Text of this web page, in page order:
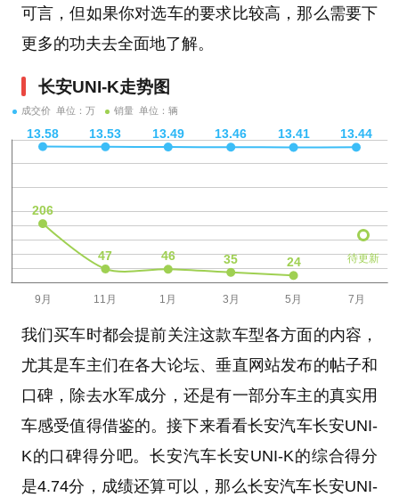
可言，但如果你对选车的要求比较高，那么需要下
更多的功夫去全面地了解。
长安UNI-K走势图
成交价 单位：万 销量 单位：辆
待更新
我们买车时都会提前关注这款车型各方面的内容，
尤其是车主们在各大论坛、垂直网站发布的帖子和
口碑，除去水军成分，还是有一部分车主的真实用
车感受值得借鉴的。接下来看看长安汽车长安UNI-
K的口碑得分吧。长安汽车长安UNI-K的综合得分
是4.74分，成绩还算可以，那么长安汽车长安UNI-